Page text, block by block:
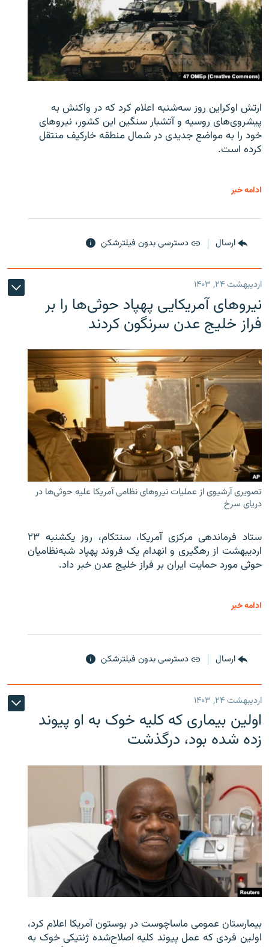
ارتش اوکراین روز سه‌شنبه اعلام کرد که در واکنش به
پیشروی‌های روسیه و آتشبار سنگین این کشور، نیروهای
خود را به مواضع جدیدی در شمال منطقه خارکیف منتقل
کرده است.
ادامه خبر
ارسال دسترسی بدون فیلترشکن
اردیبهشت ۲۴, ۱۴۰۳
نیروهای آمریکایی پهپاد حوثی‌ها را بر
فراز خلیج عدن سرنگون کردند
تصویری آرشیوی از عملیات نیروهای نظامی آمریکا علیه حوثی‌ها در
دریای سرخ
ستاد فرماندهی مرکزی آمریکا، سنتکام، روز یکشنبه ۲۳
اردیبهشت از رهگیری و انهدام یک فروند پهپاد شبه‌نظامیان
حوثی‌ مورد حمایت ایران بر فراز خلیج عدن خبر داد.
ادامه خبر
ارسال دسترسی بدون فیلترشکن
اردیبهشت ۲۴, ۱۴۰۳
اولین بیماری که کلیه خوک به او پیوند
زده شده بود، درگذشت
بیمارستان عمومی ماساچوست در بوستون آمریکا اعلام کرد،
اولین فردی که عمل پیوند کلیه اصلاح‌شده ژنتیکی خوک به